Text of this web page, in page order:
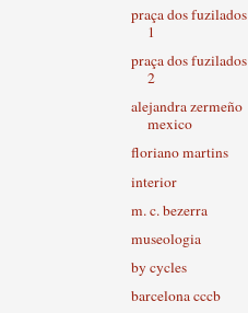
praça dos fuzilados
1
praça dos fuzilados
2
alejandra zermeño
mexico
floriano martins
interior
m. c. bezerra
museologia
by cycles
barcelona cccb